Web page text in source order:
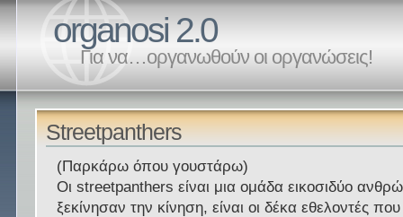
organosi 2.0
Για να…οργανωθούν οι οργανώσεις!
Streetpanthers
(Παρκάρω όπου γουστάρω)
Οι streetpanthers είναι μια ομάδα εικοσιδύο
ξεκίνησαν την κίνηση, είναι οι δέκα εθελοντές